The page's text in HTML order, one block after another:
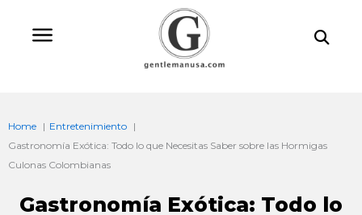
Home
Entretenimiento
Gastronomía Exótica: Todo lo que Necesitas Saber sobre las Hormigas
Culonas Colombianas
Gastronomía Exótica: Todo lo